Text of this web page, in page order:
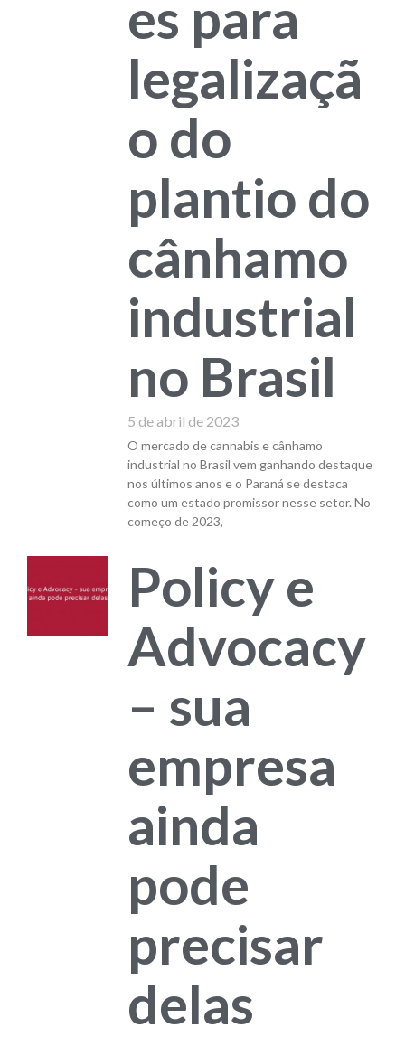
es para
legalizaçã
o do
plantio do
cânhamo
industrial
no Brasil
5 de abril de 2023
O mercado de cannabis e cânhamo
industrial no Brasil vem ganhando destaque
nos últimos anos e o Paraná se destaca
como um estado promissor nesse setor. No
começo de 2023,
Policy e
Advocacy
– sua
empresa
ainda
pode
precisar
delas